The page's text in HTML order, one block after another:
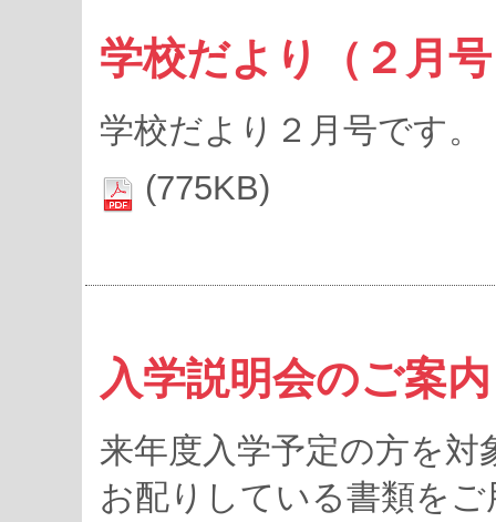
学校だより（２月
学校だより２月号です。
(775KB)
入学説明会のご案内
来年度入学予定の方を
お配りしている書類を